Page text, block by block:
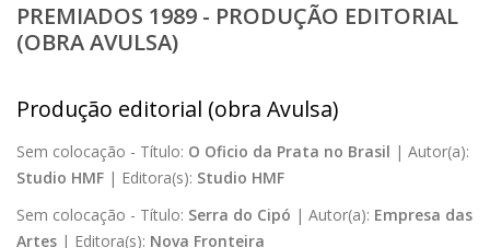
PREMIADOS 1989 - PRODUÇÃO EDITORIAL
(OBRA AVULSA)
Produção editorial (obra Avulsa)
Sem colocação - Título: O Oficio da Prata no Brasil | Autor(a):
Studio HMF | Editora(s): Studio HMF
Sem colocação - Título: Serra do Cipó | Autor(a): Empresa das
Artes | Editora(s): Nova Fronteira